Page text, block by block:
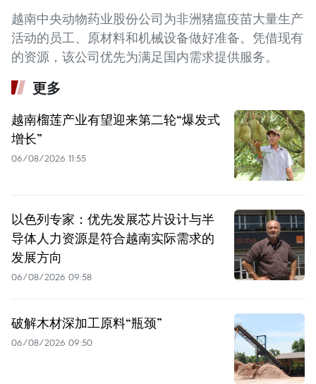
越南中央动物药业股份公司为非洲猪瘟疫苗大量生产
活动的员工、原材料和机械设备做好准备。凭借现有
的资源，该公司优先为满足国内需求提供服务。
更多
越南榴莲产业有望迎来第二轮“爆发式
增长”
06/08/2026 11:55
以色列专家：优先发展芯片设计与半
导体人力资源是符合越南实际需求的
发展方向
06/08/2026 09:58
破解木材深加工原料“瓶颈”
06/08/2026 09:50